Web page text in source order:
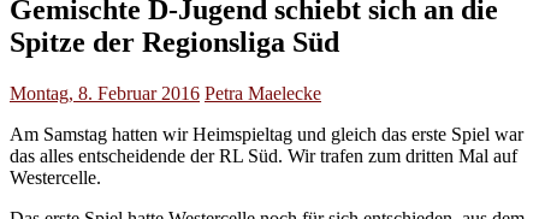
Gemischte D-Jugend schiebt sich an die
Spitze der Regionsliga Süd
Montag, 8. Februar 2016 Petra Maelecke
Am Samstag hatten wir Heimspieltag und gleich das erste Spiel war
das alles entscheidende der RL Süd. Wir trafen zum dritten Mal auf
Westercelle.